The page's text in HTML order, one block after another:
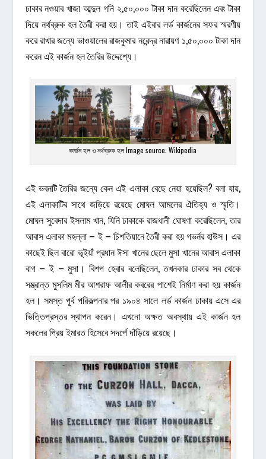
ঢাকার নওয়াব খাজা আব্দুল গনি ২,৫০,০০০ টাকা দান করেছিলেন এবং টাকা
দিয়ে নর্থব্রুক হল তৈরী করা হয়। তাই এইবার লর্ড কার্জনের সফর স্মরণীয়
করে রাখার জন্যে ভাওয়ালের রাজকুমার নরেন্দ্র নারায়ণ ১,৫০,০০০ টাকা দান
করেন এই কার্জন হল তৈরির উদ্দেশ্যে।
কার্জন হল ও নর্থব্রুক হল Image source: Wikipedia
এই ভবনটি তৈরির জন্যে কেন এই এলাকা বেছে নেয়া হয়েছিল? বলা যায়,
এই এলাকাটির সাথে জড়িয়ে রয়েছে মোঘল আমলের ঐতিহ্য ও স্মৃতি।
মোঘল সুবেদার ইসলাম খান, যিনি ঢাকাকে রাজধানী ঘোষণা করেছিলেন, তার
আবাস এলাকা মহল্লা – ই – চিশতিয়ানে তৈরী করা হয় গভর্নর হাউস। এর
কাছেই ছিল বারো ভূইয়াঁ প্রধান ঈসা খানের ছেলে মুসা খানের আবাস এলাকা
বাগ – ই – মুসা। বিশপ হেবার বলেছিলেন, তখনকার ঢাকার সব থেকে
সম্ভ্রান্ত মুসলিম মীর আশরাফ আলীর কবরের পাশেই নির্মাণ করা হয় কার্জন
হল। সমস্ত পূর্ব পরিকল্পনার পর ১৯০৪ সালে লর্ড কার্জন ঢাকায় এসে এর
ভিত্তিপ্রস্তর স্থাপন করেন। এখনো অক্ষত অবস্থায় এই কার্জন হল
সকলের প্রিয় ইমারত হিসেবে সদর্পে দাঁড়িয়ে রয়েছে।